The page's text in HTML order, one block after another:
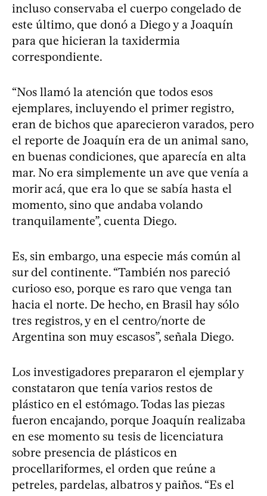
incluso conservaba el cuerpo congelado de
este último, que donó a Diego y a Joaquín
para que hicieran la taxidermia
correspondiente.
“Nos llamó la atención que todos esos
ejemplares, incluyendo el primer registro,
eran de bichos que aparecieron varados, pero
el reporte de Joaquín era de un animal sano,
en buenas condiciones, que aparecía en alta
mar. No era simplemente un ave que venía a
morir acá, que era lo que se sabía hasta el
momento, sino que andaba volando
tranquilamente”, cuenta Diego.
Es, sin embargo, una especie más común al
sur del continente. “También nos pareció
curioso eso, porque es raro que venga tan
hacia el norte. De hecho, en Brasil hay sólo
tres registros, y en el centro/norte de
Argentina son muy escasos”, señala Diego.
Los investigadores prepararon el ejemplar y
constataron que tenía varios restos de
plástico en el estómago. Todas las piezas
fueron encajando, porque Joaquín realizaba
en ese momento su tesis de licenciatura
sobre presencia de plásticos en
procellariformes, el orden que reúne a
petreles, pardelas, albatros y paiños. “Es el